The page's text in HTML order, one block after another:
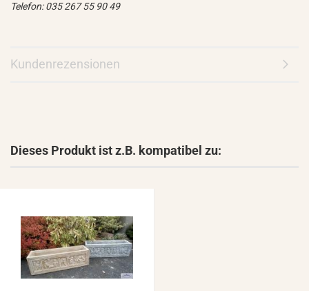
Telefon: 035 267 55 90 49
Kundenrezensionen
Dieses Produkt ist z.B. kompatibel zu: